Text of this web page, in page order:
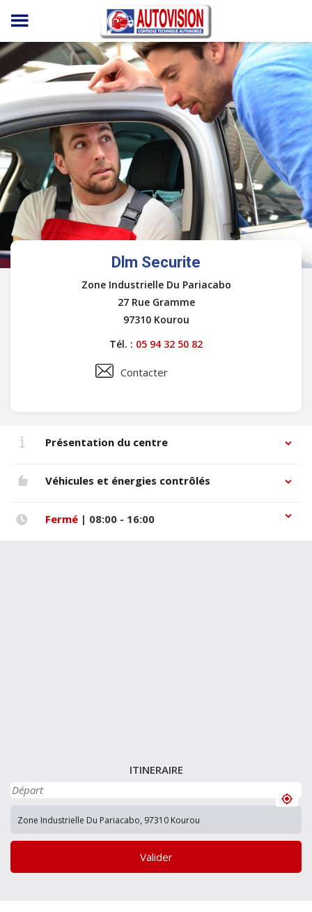
Panneau de gestion des cookies
Dlm Securite
Zone Industrielle Du Pariacabo
27 Rue Gramme
97310 Kourou
Tél. : 05 94 32 50 82
Contacter
Présentation du centre
Véhicules et énergies contrôlés
Fermé| 08:00 - 16:00
ITINERAIRE
Valider